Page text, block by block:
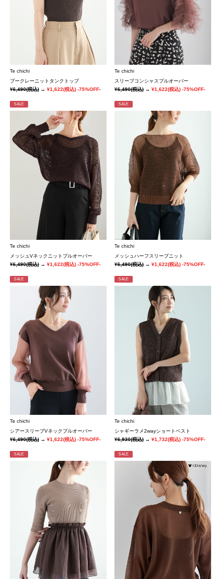
Te chichi
ブークレーニットタンクトップ
¥6,490(税込) → ¥1,622(税込) -75%OFF-
Te chichi
スリーブコンシャスプルオーバー
¥6,490(税込)→¥1,622(税込) -75%OFF-
SALE
Te chichi
メッシュVネックニットプルオーバー
¥6,490(税込) → ¥1,622(税込) -75%OFF-
SALE
Te chichi
メッシュハーフスリーブニット
¥6,490(税込)→¥1,622(税込) -75%OFF-
SALE
Te chichi
シアースリーブVネックプルオーバー
¥6,490(税込) → ¥1,622(税込) -75%OFF-
SALE
Te chichi
シャギーラメ2wayショートベスト
¥6,930(税込)→¥1,732(税込) -75%OFF-
SALE SALE